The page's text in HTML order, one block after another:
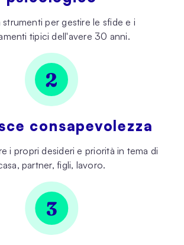
strumenti per gestire le sfide e i
tipici dell'avere 30 anni.
consapevolezza
i propri desideri e priorità in tema di
partner, figli, lavoro.